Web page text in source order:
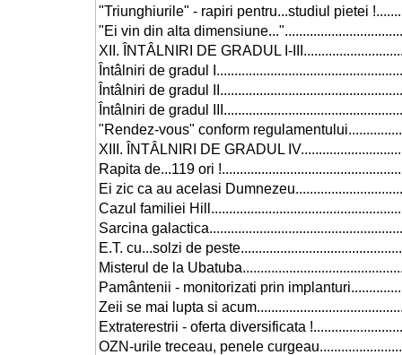
"Triunghiurile" - rapiri pentru...studiul pietei
"Ei vin din alta
XII. ÎNTÂLNIRI DE GRADUL I-
Întâlniri de gradul
Întâlniri de gradul
Întâlniri de gradul
"Rendez-vous" conform
XIII. ÎNTÂLNIRI DE GRADUL
Rapita de...119 ori
Ei zic ca au acelasi
Cazul familiei
Sarcina
E.T. cu...solzi de
Misterul de la
Pamântenii - monitorizati prin
Zeii se mai lupta si
Extraterestrii - oferta diversificata
OZN-urile treceau, penele